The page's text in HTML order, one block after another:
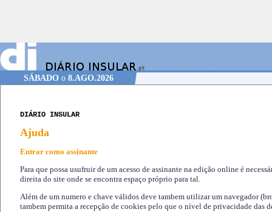
SÁBADOo 8.AGO.2026
DIÁRIO INSULAR
Ajuda
Entrar como assinante
Para que possa usufruir de um acesso de assinante na edição online é
direita do site onde se encontra espaço próprio para tal.
Além de um numero e chave válidos deve tambem utilizar um navegador
tambem permita a recepção de cookies pelo que o nível de privacidade das